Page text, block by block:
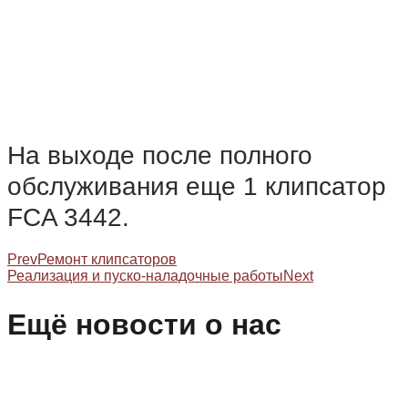
На выходе после полного
обслуживания еще 1 клипсатор
FCA 3442.
PrevРемонт клипсаторов
Реализация и пуско-наладочные работыNext
Ещё новости о нас